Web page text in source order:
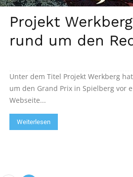
Projekt
rund um den
Unter dem Titel Projekt Werkberg
um den Grand Prix in Spielberg vor
Webseite...
Weiterlesen